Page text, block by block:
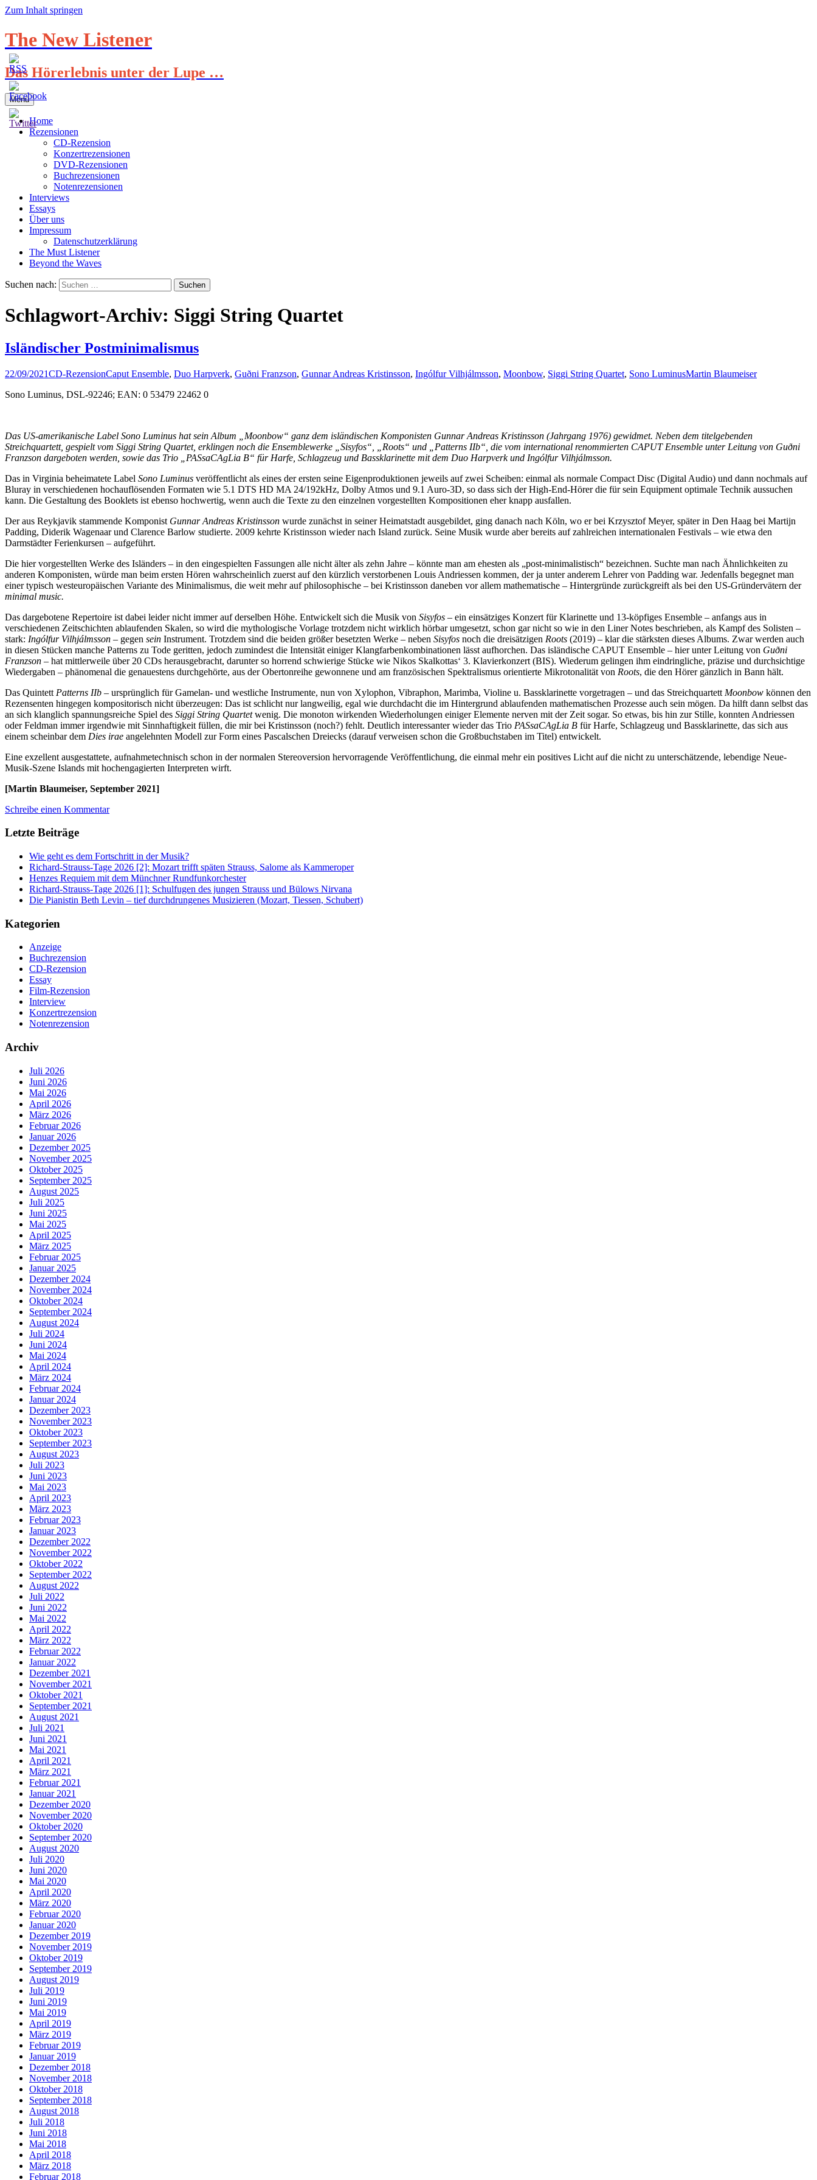
Zum Inhalt springen
The New Listener
Das Hörerlebnis unter der Lupe …
Menü
Home
Rezensionen
CD-Rezension
Konzertrezensionen
DVD-Rezensionen
Buchrezensionen
Notenrezensionen
Interviews
Essays
Über uns
Impressum
Datenschutzerklärung
The Must Listener
Beyond the Waves
Suchen nach:
Schlagwort-Archiv: Siggi String Quartet
Isländischer Postminimalismus
22/09/2021CD-RezensionCaput Ensemble, Duo Harpverk, Guðni Franzson, Gunnar Andreas Kristinsson, Ingólfur Vilhjálmsson, Moonbow, Siggi String Quartet, Sono LuminusMartin Blaumeiser
Sono Luminus, DSL-92246; EAN: 0 53479 22462 0
Das US-amerikanische Label Sono Luminus hat sein Album „Moonbow“ ganz dem isländischen Komponisten Gunnar Andreas Kristinsson (Jahrgang 1976) gewidmet. Neben dem titelgebenden
Streichquartett, gespielt vom Siggi String Quartet, erklingen noch die Ensemblewerke „Sisyfos“, „Roots“ und „Patterns IIb“, die vom international renommierten CAPUT Ensemble unter Leitung von Guðni
Franzson dargeboten werden, sowie das Trio „PASsaCAgLia B“ für Harfe, Schlagzeug und Bassklarinette mit dem Duo Harpverk und Ingólfur Vilhjálmsson.
Das in Virginia beheimatete Label Sono Luminus veröffentlicht als eines der ersten seine Eigenproduktionen jeweils auf zwei Scheiben: einmal als normale Compact Disc (Digital Audio) und dann nochmals auf
Bluray in verschiedenen hochauflösenden Formaten wie 5.1 DTS HD MA 24/192kHz, Dolby Atmos und 9.1 Auro-3D, so dass sich der High-End-Hörer die für sein Equipment optimale Technik aussuchen
kann. Die Gestaltung des Booklets ist ebenso hochwertig, wenn auch die Texte zu den einzelnen vorgestellten Kompositionen eher knapp ausfallen.
Der aus Reykjavik stammende Komponist Gunnar Andreas Kristinsson wurde zunächst in seiner Heimatstadt ausgebildet, ging danach nach Köln, wo er bei Krzysztof Meyer, später in Den Haag bei Martijn
Padding, Diderik Wagenaar und Clarence Barlow studierte. 2009 kehrte Kristinsson wieder nach Island zurück. Seine Musik wurde aber bereits auf zahlreichen internationalen Festivals – wie etwa den
Darmstädter Ferienkursen – aufgeführt.
Die hier vorgestellten Werke des Isländers – in den eingespielten Fassungen alle nicht älter als zehn Jahre – könnte man am ehesten als „post-minimalistisch“ bezeichnen. Suchte man nach Ähnlichkeiten zu
anderen Komponisten, würde man beim ersten Hören wahrscheinlich zuerst auf den kürzlich verstorbenen Louis Andriessen kommen, der ja unter anderem Lehrer von Padding war. Jedenfalls begegnet man
einer typisch westeuropäischen Variante des Minimalismus, die weit mehr auf philosophische – bei Kristinsson daneben vor allem mathematische – Hintergründe zurückgreift als bei den US-Gründervätern der
minimal music.
Das dargebotene Repertoire ist dabei leider nicht immer auf derselben Höhe. Entwickelt sich die Musik von Sisyfos – ein einsätziges Konzert für Klarinette und 13-köpfiges Ensemble – anfangs aus in
verschiedenen Zeitschichten ablaufenden Skalen, so wird die mythologische Vorlage trotzdem nicht wirklich hörbar umgesetzt, schon gar nicht so wie in den Liner Notes beschrieben, als Kampf des Solisten –
stark: Ingólfur Vilhjálmsson – gegen sein Instrument. Trotzdem sind die beiden größer besetzten Werke – neben Sisyfos noch die dreisätzigen Roots (2019) – klar die stärksten dieses Albums. Zwar werden auch
in diesen Stücken manche Patterns zu Tode geritten, jedoch zumindest die Intensität einiger Klangfarbenkombinationen lässt aufhorchen. Das isländische CAPUT Ensemble – hier unter Leitung von Guðni
Franzson – hat mittlerweile über 20 CDs herausgebracht, darunter so horrend schwierige Stücke wie Nikos Skalkottas‘ 3. Klavierkonzert (BIS). Wiederum gelingen ihm eindringliche, präzise und durchsichtige
Wiedergaben – phänomenal die genauestens durchgehörte, aus der Obertonreihe gewonnene und am französischen Spektralismus orientierte Mikrotonalität von Roots, die den Hörer gänzlich in Bann hält.
Das Quintett Patterns IIb – ursprünglich für Gamelan- und westliche Instrumente, nun von Xylophon, Vibraphon, Marimba, Violine u. Bassklarinette vorgetragen – und das Streichquartett Moonbow können den
Rezensenten hingegen kompositorisch nicht überzeugen: Das ist schlicht nur langweilig, egal wie durchdacht die im Hintergrund ablaufenden mathematischen Prozesse auch sein mögen. Da hilft dann selbst das
an sich klanglich spannungsreiche Spiel des Siggi String Quartetwenig. Die monoton wirkenden Wiederholungen einiger Elemente nerven mit der Zeit sogar. So etwas, bis hin zur Stille, konnten Andriessen
oder Feldman immer irgendwie mit Sinnhaftigkeit füllen, die mir bei Kristinsson (noch?) fehlt. Deutlich interessanter wieder das Trio PASsaCAgLia B für Harfe, Schlagzeug und Bassklarinette, das sich aus
einem scheinbar dem Dies irae angelehnten Modell zur Form eines Pascalschen Dreiecks (darauf verweisen schon die Großbuchstaben im Titel) entwickelt.
Eine exzellent ausgestattete, aufnahmetechnisch schon in der normalen Stereoversion hervorragende Veröffentlichung, die einmal mehr ein positives Licht auf die nicht zu unterschätzende, lebendige Neue-
Musik-Szene Islands mit hochengagierten Interpreten wirft.
[Martin Blaumeiser, September 2021]
Schreibe einen Kommentar
Letzte Beiträge
Wie geht es dem Fortschritt in der Musik?
Richard-Strauss-Tage 2026 [2]: Mozart trifft späten Strauss, Salome als Kammeroper
Henzes Requiem mit dem Münchner Rundfunkorchester
Richard-Strauss-Tage 2026 [1]: Schulfugen des jungen Strauss und Bülows Nirvana
Die Pianistin Beth Levin – tief durchdrungenes Musizieren (Mozart, Tiessen, Schubert)
Kategorien
Anzeige
Buchrezension
CD-Rezension
Essay
Film-Rezension
Interview
Konzertrezension
Notenrezension
Archiv
Juli 2026
Juni 2026
Mai 2026
April 2026
März 2026
Februar 2026
Januar 2026
Dezember 2025
November 2025
Oktober 2025
September 2025
August 2025
Juli 2025
Juni 2025
Mai 2025
April 2025
März 2025
Februar 2025
Januar 2025
Dezember 2024
November 2024
Oktober 2024
September 2024
August 2024
Juli 2024
Juni 2024
Mai 2024
April 2024
März 2024
Februar 2024
Januar 2024
Dezember 2023
November 2023
Oktober 2023
September 2023
August 2023
Juli 2023
Juni 2023
Mai 2023
April 2023
März 2023
Februar 2023
Januar 2023
Dezember 2022
November 2022
Oktober 2022
September 2022
August 2022
Juli 2022
Juni 2022
Mai 2022
April 2022
März 2022
Februar 2022
Januar 2022
Dezember 2021
November 2021
Oktober 2021
September 2021
August 2021
Juli 2021
Juni 2021
Mai 2021
April 2021
März 2021
Februar 2021
Januar 2021
Dezember 2020
November 2020
Oktober 2020
September 2020
August 2020
Juli 2020
Juni 2020
Mai 2020
April 2020
März 2020
Februar 2020
Januar 2020
Dezember 2019
November 2019
Oktober 2019
September 2019
August 2019
Juli 2019
Juni 2019
Mai 2019
April 2019
März 2019
Februar 2019
Januar 2019
Dezember 2018
November 2018
Oktober 2018
September 2018
August 2018
Juli 2018
Juni 2018
Mai 2018
April 2018
März 2018
Februar 2018